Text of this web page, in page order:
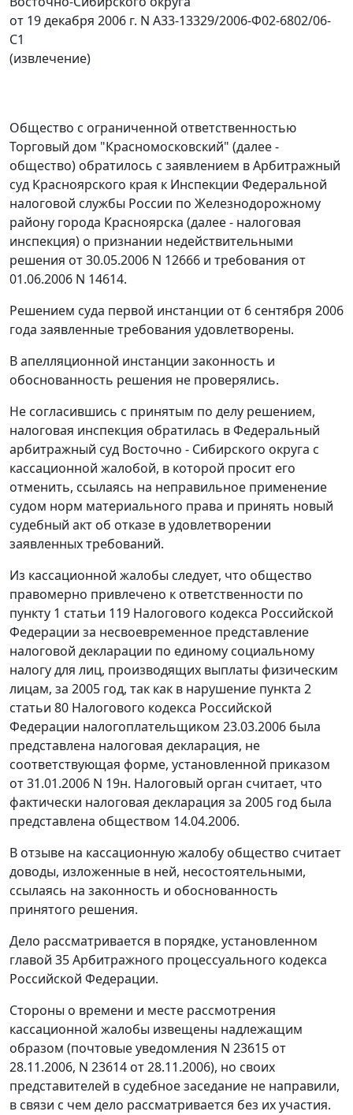
от 19 декабря 2006 г. N А33-13329/2006-Ф02-6802/06-
С1
(извлечение)
Общество с ограниченной ответственностью
Торговый дом "Красномосковский" (далее -
общество) обратилось с заявлением в Арбитражный
суд Красноярского края к Инспекции Федеральной
налоговой службы России по Железнодорожному
району города Красноярска (далее - налоговая
инспекция) о признании недействительными
решения от 30.05.2006 N 12666 и требования от
01.06.2006 N 14614.
Решением суда первой инстанции от 6 сентября 2006
года заявленные требования удовлетворены.
В апелляционной инстанции законность и
обоснованность решения не проверялись.
Не согласившись с принятым по делу решением,
налоговая инспекция обратилась в Федеральный
арбитражный суд Восточно - Сибирского округа с
кассационной жалобой, в которой просит его
отменить, ссылаясь на неправильное применение
судом норм материального права и принять новый
судебный акт об отказе в удовлетворении
заявленных требований.
Из кассационной жалобы следует, что общество
правомерно привлечено к ответственности по
пункту 1 статьи 119 Налогового кодекса Российской
Федерации за несвоевременное представление
налоговой декларации по единому социальному
налогу для лиц, производящих выплаты физическим
лицам, за 2005 год, так как в нарушение пункта 2
статьи 80 Налогового кодекса Российской
Федерации налогоплательщиком 23.03.2006 была
представлена налоговая декларация, не
соответствующая форме, установленной приказом
от 31.01.2006 N 19н. Налоговый орган считает, что
фактически налоговая декларация за 2005 год была
представлена обществом 14.04.2006.
В отзыве на кассационную жалобу общество считает
доводы, изложенные в ней, несостоятельными,
ссылаясь на законность и обоснованность
принятого решения.
Дело рассматривается в порядке, установленном
главой 35Арбитражного процессуального кодекса
Российской Федерации.
Стороны о времени и месте рассмотрения
кассационной жалобы извещены надлежащим
образом (почтовые уведомления N 23615 от
28.11.2006, N 23614 от 28.11.2006), но своих
представителей в судебное заседание не направили,
в связи с чем дело рассматривается без их участия.